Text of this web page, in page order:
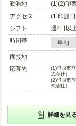
勤務地
(1)(2)印
アクセス
(1)印旛
シフト
週2日以
時間帯
早朝
面接地
応募先
(1)印西市
式会社）
(2)印西市
式会社）
詳細を見る